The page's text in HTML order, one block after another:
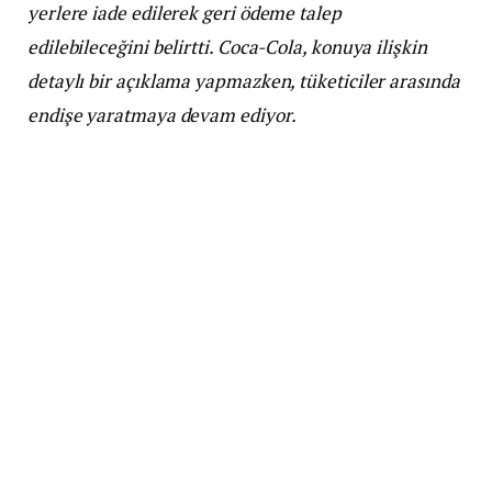
yerlere iade edilerek geri ödeme talep
edilebileceğini belirtti. Coca-Cola, konuya ilişkin
detaylı bir açıklama yapmazken, tüketiciler arasında
endişe yaratmaya devam ediyor.